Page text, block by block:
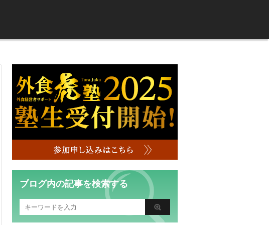
ブログ内の記事を検索する